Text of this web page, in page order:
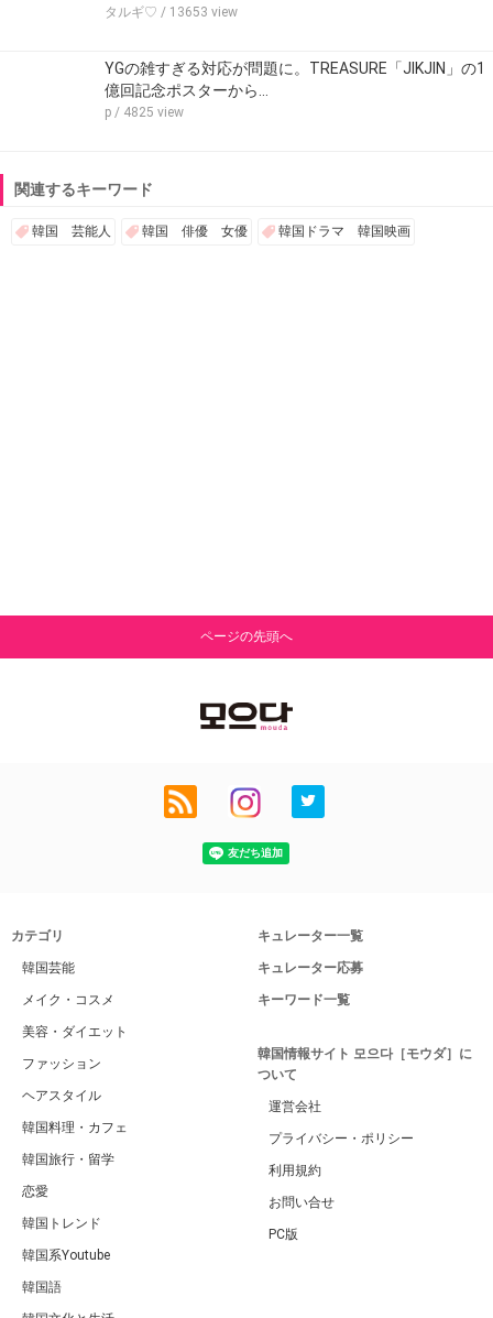
タルギ♡ / 13653 view
YGの雑すぎる対応が問題に。TREASURE「JIKJIN」の1
億回記念ポスターから…
p / 4825 view
関連するキーワード
韓国 芸能人 韓国 俳優 女優 韓国ドラマ 韓国映画
ページの先頭へ
カテゴリ
韓国芸能
メイク・コスメ
美容・ダイエット
ファッション
ヘアスタイル
韓国料理・カフェ
韓国旅行・留学
恋愛
韓国トレンド
韓国系Youtube
韓国語
キュレーター一覧
キュレーター応募
キーワード一覧
韓国情報サイト 모으다［モウダ］に
ついて
運営会社
プライバシー・ポリシー
利用規約
お問い合せ
PC版